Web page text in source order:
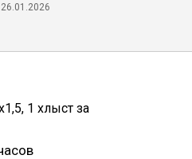
26.01.2026
, 1 хлыст за